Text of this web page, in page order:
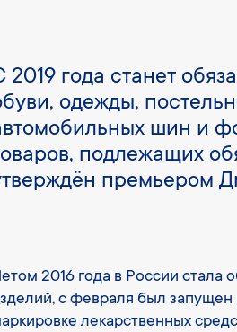
2019 года станет
одежды,
шин и
подлежащих
премьером
2016 года в России стала
с февраля был
лекарственных